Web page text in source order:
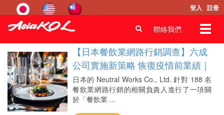
登入 註冊
聯絡我們
首頁 Blog 觀點
【日本餐飲業網路行銷調查】六成
公司實施新策略 恢復疫情前業績｜
專案式顧問服務
日本的 Neutral Works Co., Ltd. 針對 188 名
餐飲業網路行銷的相關負責人進行了一項關
於「餐飲業 ...